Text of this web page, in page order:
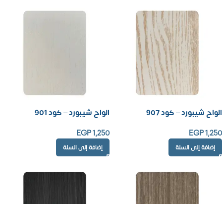
الواح شيبورد – كود 907
EGP1,250
إضافة إلى السلة
الواح شيبورد – كود 901
EGP1,250
إضافة إلى السلة